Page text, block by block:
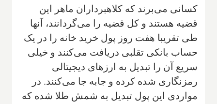
کسانی می‌برند که کلاهبرداران ماهر این
قضیه هستند و کل قضیه را می‌گردانند، آنها
‌‌طی تقریبا هفت روز پول خرید خانه را در یک
حساب بانکی تقلبی دریافت می‌کنند و خیلی
سریع آن را تبدیل به ارزهای دیجیتالی
رمزنگاری شده کرده و جابه جا می‌کنند. در
مواردی این پول تبدیل به شمش طلا شده که